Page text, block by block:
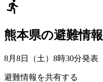
熊本県の避難情報
8月8日（土）8時30分発表
避難情報を共有する